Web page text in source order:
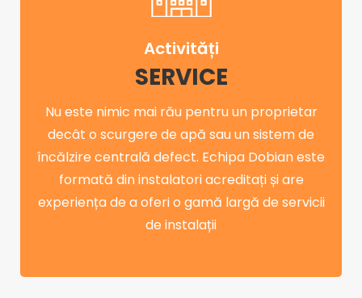
Activități
SERVICE
Nu este nimic mai rău pentru un proprietar
decât o scurgere de apă sau un sistem de
încălzire centrală defect. Echipa Dobian este
formată din instalatori acreditați și are
experiența de a oferi o gamă largă de servicii
de instalații